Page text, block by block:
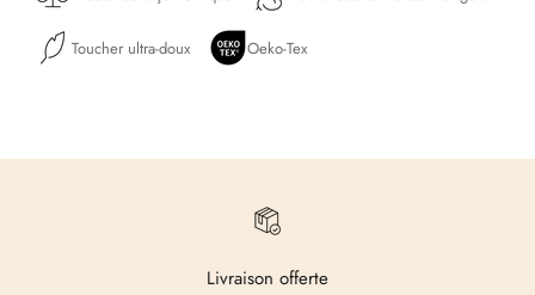
Toucher ultra-doux Oeko-Tex
Livraison offerte